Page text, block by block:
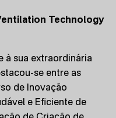
Technology
à sua extraordinária
se entre as
de Inovação
e Eficiente de